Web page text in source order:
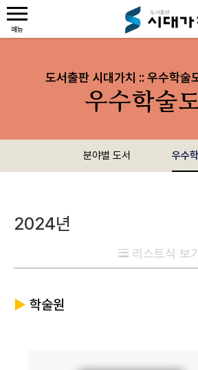
도서출판 시대가치 :: 우수학술
우수학술
분야별 도서 우수
2024년
리스트식 보기
▶ 학술원